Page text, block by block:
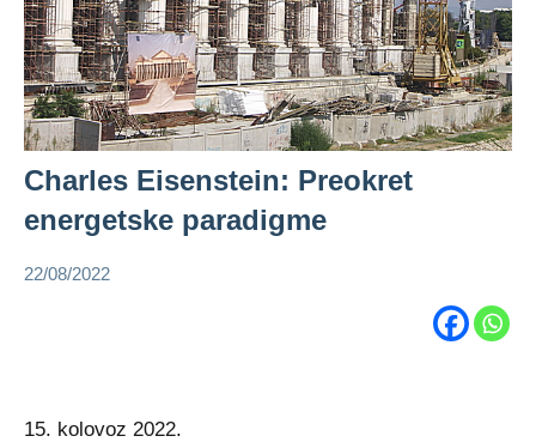
Charles Eisenstein: Preokret
energetske paradigme
22/08/2022
15. kolovoz 2022.